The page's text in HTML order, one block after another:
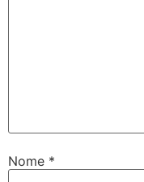
Nome *